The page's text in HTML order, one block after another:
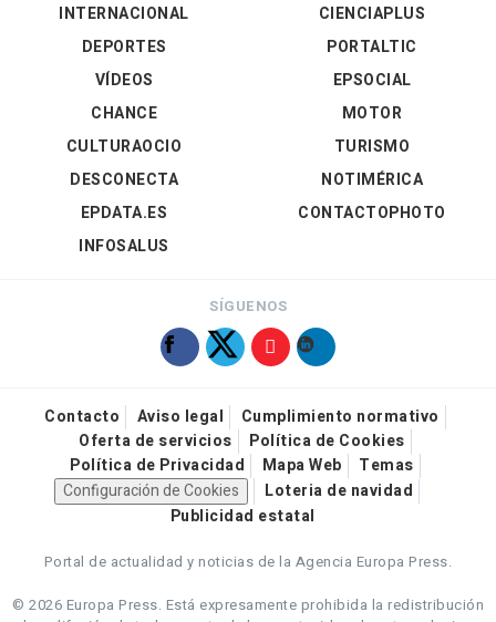
INTERNACIONAL
DEPORTES
VÍDEOS
CIENCIAPLUS
PORTALTIC
EPSOCIAL
CHANCE
CULTURAOCIO
DESCONECTA
EPDATA.ES
INFOSALUS
MOTOR
TURISMO
NOTIMÉRICA
CONTACTOPHOTO
SÍGUENOS
Contacto Aviso legal
Cumplimiento normativo
Oferta de servicios
Política de Cookies
Política de Privacidad
Mapa Web
Temas
Configuración de Cookies
Loteria de navidad
Publicidad estatal
Portal de actualidad y noticias de la Agencia Europa Press.
© 2026 Europa Press. Está expresamente prohibida la redistribución